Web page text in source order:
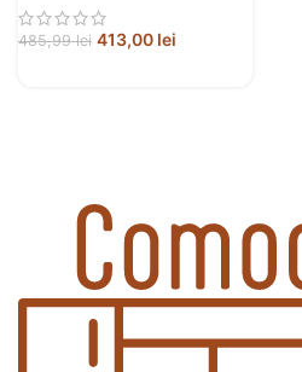
485,99lei 413,00 lei